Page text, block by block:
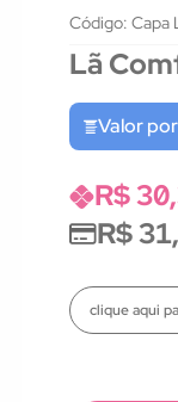
Código: Capa
Lã
Valor
R$
R$
clique aqui